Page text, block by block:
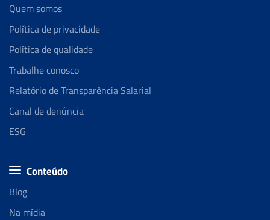
Quem somos
Política de privacidade
Política de qualidade
Trabalhe conosco
Relatório de Transparência Salarial
Canal de denúncia
ESG
Conteúdo
Blog
Na mídia